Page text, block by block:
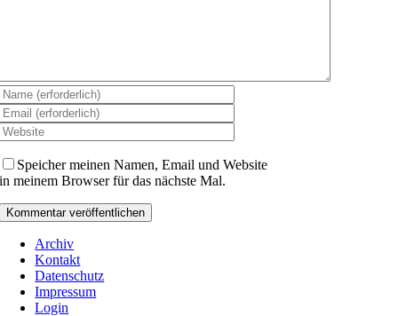
Speicher meinen Namen, Email und Website
in meinem Browser für das nächste Mal.
Archiv
Kontakt
Datenschutz
Impressum
Login